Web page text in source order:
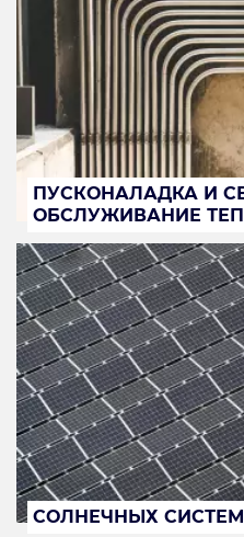
ПУСКОНАЛАДКА И
ОБСЛУЖИВАНИЕ
СОЛНЕЧНЫХ СИСТЕМ